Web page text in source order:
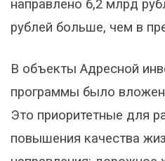
направлено 6,2 млрд
рублей больше, чем в
В объекты Адресной
программы было
Это приоритетные для
повышения качества